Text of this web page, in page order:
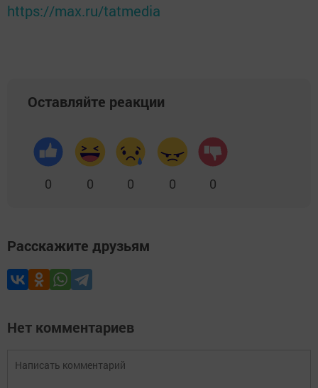
https://max.ru/tatmedia
Оставляйте реакции
0 0 0 0 0
Расскажите друзьям
Нет комментариев